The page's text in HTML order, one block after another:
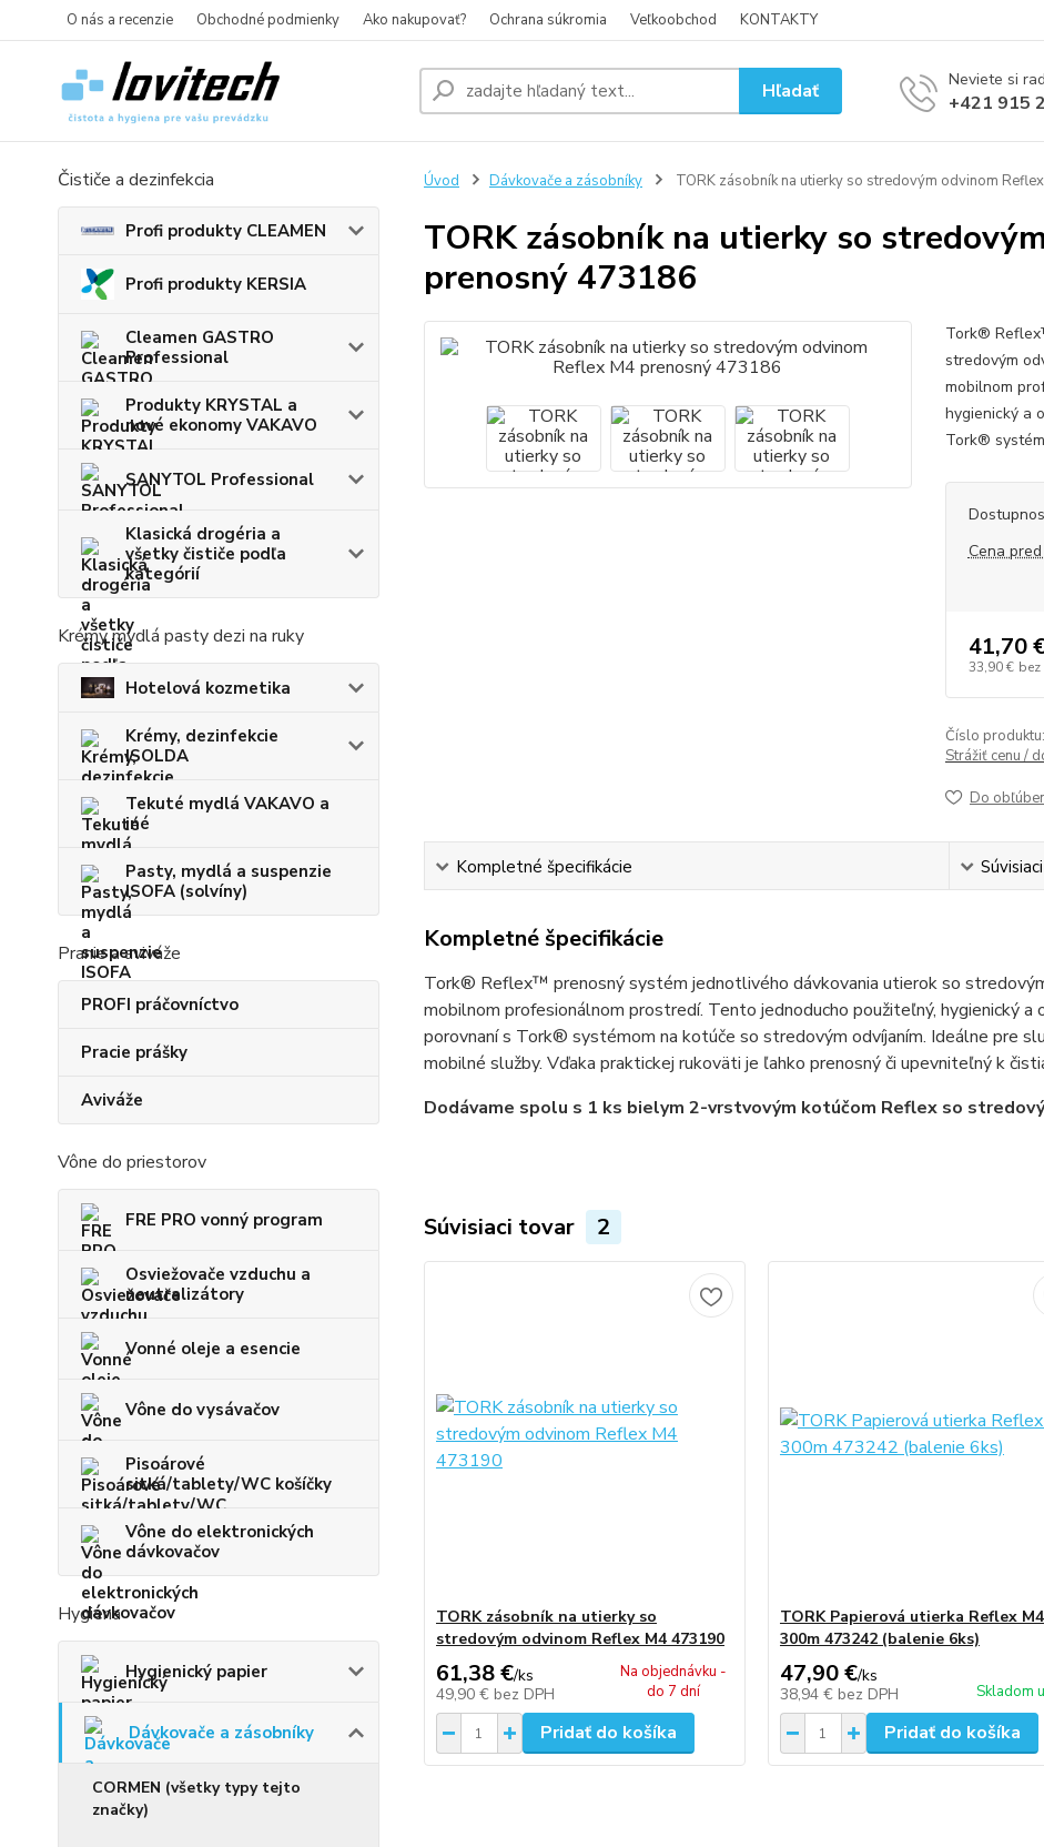
O nás a recenzie Obchodné podmienky Ako nakupovať? Ochrana súkromia Veľkoobchod KONTAKTY
Hľadať Neviete si
+421 915
Čističe a dezinfekcia
Profi produkty CLEAMEN
Profi produkty KERSIA
Cleamen GASTRO
Professional
Produkty KRYSTAL a
nové ekonomy VAKAVO
SANYTOL Professional
Klasická drogéria a
všetky čističe podľa
kategórií
Krémy mydlá pasty dezi na ruky
Hotelová kozmetika
Krémy, dezinfekcie
ISOLDA
Tekuté mydlá VAKAVO a
iné
Pasty, mydlá a suspenzie
ISOFA (solvíny)
Pranie a aviváže
PROFI práčovníctvo
Pracie prášky
Aviváže
Vône do priestorov
FRE PRO vonný program
Osviežovače vzduchu a
neutralizátory
Vonné oleje a esencie
Vône do vysávačov
Pisoárové
sitká/tablety/WC košíčky
Vône do elektronických
dávkovačov
Hygiena
Hygienický papier
Dávkovače a zásobníky
CORMEN (všetky typy tejto
značky)
Úvod Dávkovače a zásobníky TORK zásobník na utierky so stredovým odvinom
TORK zásobník na utierky so
prenosný 473186
Tork®
stredovým
mobilnom
hygienický a
Tork®
Cena
41,70
33,90 € bez
Číslo produktu:
Strážiť cenu /
Do
Kompletné špecifikácie
Kompletné špecifikácie
Tork® Reflex™ prenosný systém jednotlivého dávkovania utierok so
mobilnom profesionálnom prostredí. Tento jednoducho použiteľný, hygienický
porovnaní s Tork® systémom na kotúče so stredovým odvíjaním. Ideálne pre
mobilné služby. Vďaka praktickej rukoväti je ľahko prenosný či upevniteľný k
Dodávame spolu s 1 ks bielym 2-vrstvovým kotúčom Reflex so
Súvisiaci tovar 2
TORK zásobník na utierky so
stredovým odvinom Reflex M4 473190
61,38 €/ks
49,90 € bez DPH
Na objednávku -
do 7 dní
Pridať do košíka
TORK Papierová utierka Reflex M4
300m 473242 (balenie 6ks)
47,90 €/ks
38,94 € bez DPH Skladom
Pridať do košíka